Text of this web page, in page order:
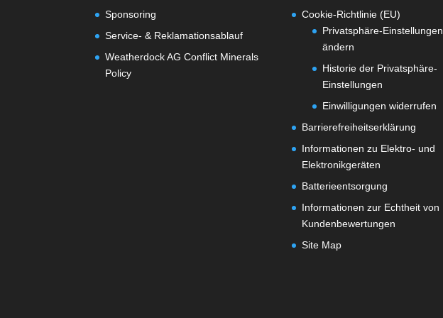
Sponsoring
Service- & Reklamationsablauf
Weatherdock AG Conflict Minerals
Policy
Cookie-Richtlinie (EU)
Privatsphäre-Einstellungen
ändern
Historie der Privatsphäre-
Einstellungen
Einwilligungen widerrufen
Barrierefreiheitserklärung
Informationen zu Elektro- und
Elektronikgeräten
Batterieentsorgung
Informationen zur Echtheit von
Kundenbewertungen
Site Map